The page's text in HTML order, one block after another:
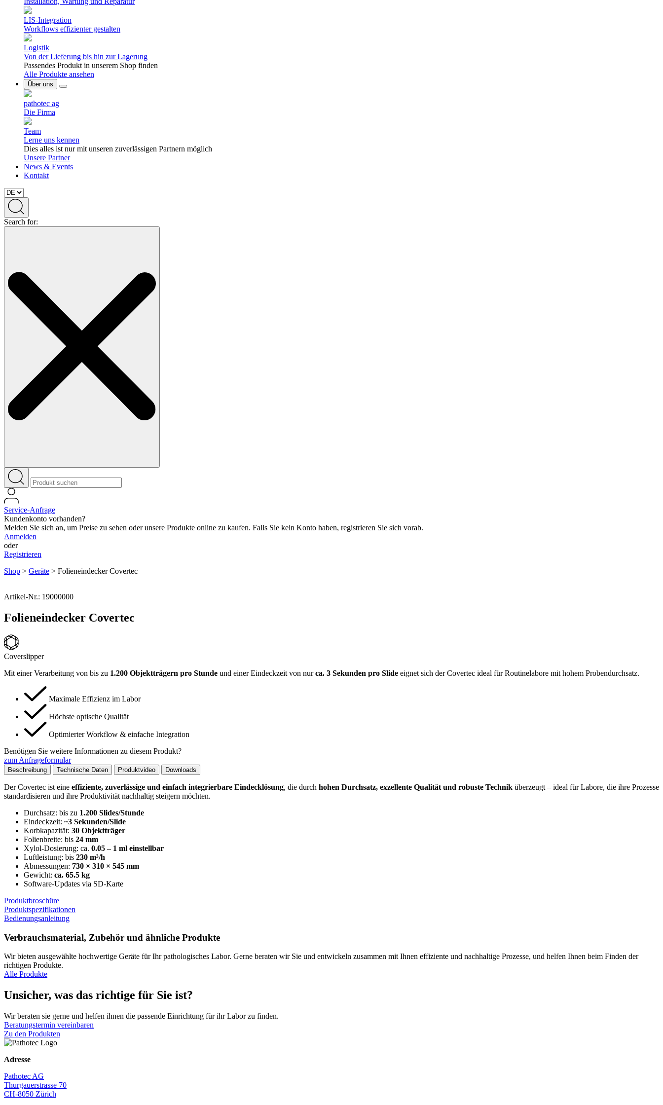
LIS-Integration
Workflows effizienter gestalten
Logistik
Von der Lieferung bis hin zur Lagerung
Passendes Produkt in unserem Shop finden
Alle Produkte ansehen
Über uns
pathotec ag
Die Firma
Team
Lerne uns kennen
Dies alles ist nur mit unseren zuverlässigen Partnern möglich
Unsere Partner
News & Events
Kontakt
Search for:
Service-Anfrage
Kundenkonto vorhanden?
Melden Sie sich an, um Preise zu sehen oder unsere Produkte online zu kaufen. Falls Sie kein Konto haben, registrieren Sie sich vorab.
Anmelden
oder
Registrieren
Shop > Geräte > Folieneindecker Covertec
Artikel-Nr.: 19000000
Folieneindecker Covertec
Coverslipper
Mit einer Verarbeitung von bis zu 1.200 Objektträgern pro Stunde und einer Eindeckzeit von nurca. 3 Sekunden pro Slide eignet sich der Covertec ideal für Routinelabore mit hohem Probendurchsatz.
Maximale Effizienz im Labor
Höchste optische Qualität
Optimierter Workflow & einfache Integration
Benötigen Sie weitere Informationen zu diesem Produkt?
zum Anfrageformular
Beschreibung Technische Daten Produktvideo Downloads
Der Covertec ist eine effiziente, zuverlässige und einfach integrierbare Eindecklösung, die durch hohen Durchsatz, exzellente Qualität und robuste Technik überzeugt – ideal für Labore, die ihre Prozesse
standardisieren und ihre Produktivität nachhaltig steigern möchten.
Durchsatz: bis zu 1.200 Slides/Stunde
Eindeckzeit: ~3 Sekunden/Slide
Korbkapazität: 30 Objektträger
Folienbreite: bis 24 mm
Xylol-Dosierung: ca. 0.05 – 1 ml einstellbar
Luftleistung: bis 230 m³/h
Abmessungen: 730 × 310 × 545 mm
Gewicht: ca. 65.5 kg
Software-Updates via SD-Karte
Produktbroschüre
Produktspezifikationen
Bedienungsanleitung
Verbrauchsmaterial, Zubehör und ähnliche Produkte
Wir bieten ausgewählte hochwertige Geräte für Ihr pathologisches Labor. Gerne beraten wir Sie und entwickeln zusammen mit Ihnen effiziente und nachhaltige Prozesse, und helfen Ihnen beim Finden der
richtigen Produkte.
Alle Produkte
Unsicher, was das richtige für Sie ist?
Wir beraten sie gerne und helfen ihnen die passende Einrichtung für ihr Labor zu finden.
Beratungstermin vereinbaren
Zu den Produkten
Adresse
Pathotec AG
Thurgauerstrasse 70
CH-8050 Zürich